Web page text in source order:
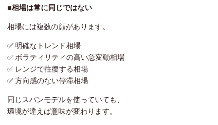
■相場は常に同じではない
相場には複数の顔があります。
✅ 明確なトレンド相場
✅ ボラティリティの高い急変動相場
✅ レンジで往復する相場
✅ 方向感のない停滞相場
同じスパンモデルを使っていても、
環境が違えば意味が変わります。